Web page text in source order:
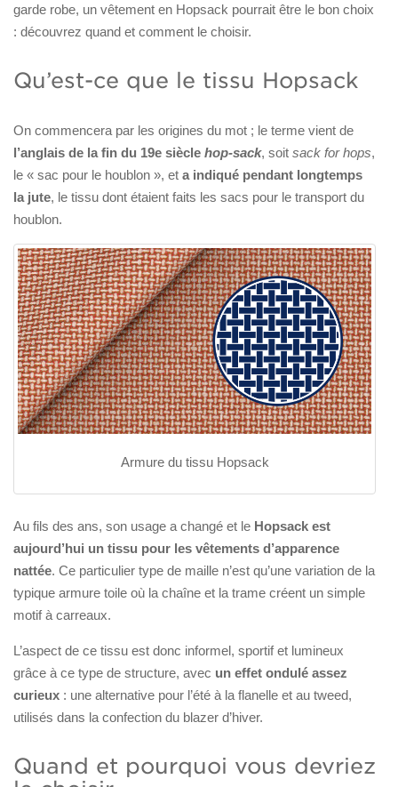
garde robe, un vêtement en Hopsack pourrait être le bon choix
: découvrez quand et comment le choisir.
Qu’est-ce que le tissu Hopsack
On commencera par les origines du mot ; le terme vient de
l’anglais de la fin du 19e siècle hop-sack, soit sack for hops,
le « sac pour le houblon », et a indiqué pendant longtemps
la jute, le tissu dont étaient faits les sacs pour le transport du
houblon.
Armure du tissu Hopsack
Au fils des ans, son usage a changé et le Hopsack est
aujourd’hui un tissu pour les vêtements d’apparence
nattée. Ce particulier type de maille n’est qu’une variation de la
typique armure toile où la chaîne et la trame créent un simple
motif à carreaux.
L’aspect de ce tissu est donc informel, sportif et lumineux
grâce à ce type de structure, avec un effet ondulé assez
curieux : une alternative pour l’été à la flanelle et au tweed,
utilisés dans la confection du blazer d’hiver.
Quand et pourquoi vous devriez